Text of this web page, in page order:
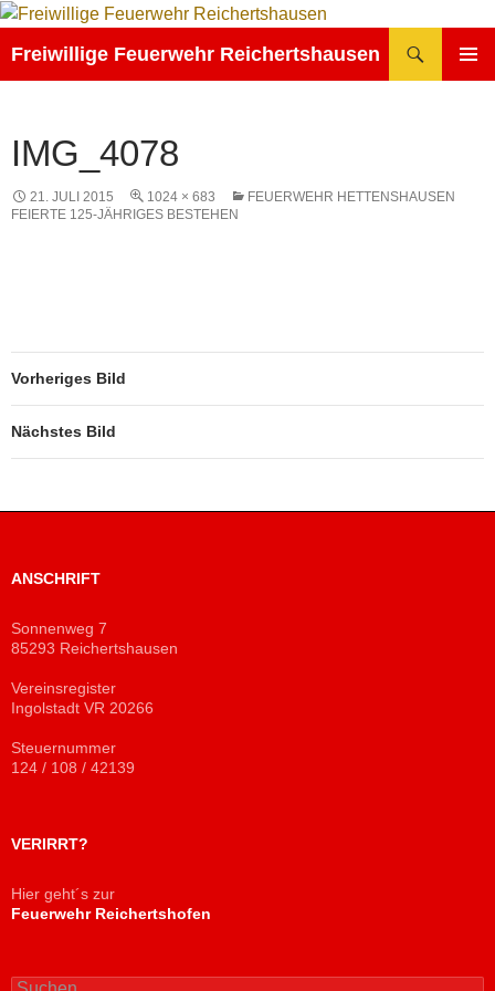
Zum
springen
Freiwillige Feuerwehr Reichertshausen
IMG_4078
21. JULI 2015 1024 × 683
FEUERWEHR HETTENSHAUSEN
FEIERTE 125-JÄHRIGES BESTEHEN
Vorheriges Bild
Nächstes Bild
ANSCHRIFT
Sonnenweg 7
85293 Reichertshausen
Vereinsregister
Ingolstadt VR 20266
Steuernummer
124 / 108 / 42139
VERIRRT?
Hier geht´s zur
Feuerwehr Reichertshofen
Suchen